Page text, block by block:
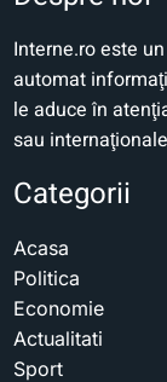
Interne.ro este
automat
le aduce în
sau
Categorii
Acasa
Politica
Economie
Actualitati
Sport